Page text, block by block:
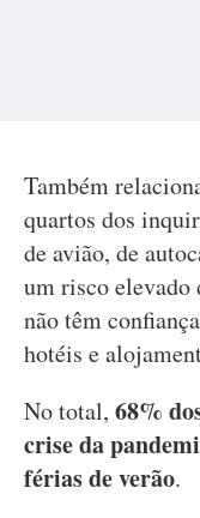
Também
quartos dos
de avião, de
um risco elevado
não têm
hotéis e
No total, 68%
crise da
férias de verão.